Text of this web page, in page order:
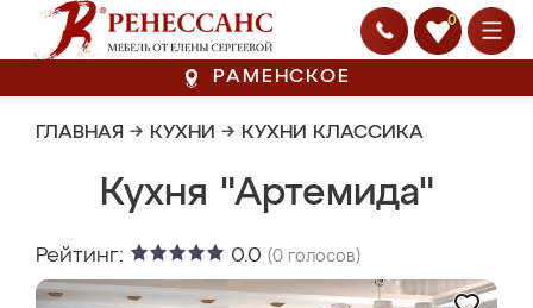
0
РАМЕНСКОЕ
ГЛАВНАЯ → КУХНИ → КУХНИ КЛАССИКА
Кухня "Артемида"
Рейтинг: 0.0 (0 голосов)